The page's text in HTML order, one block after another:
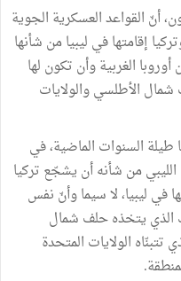
أنّ القواعد العسكرية الجوية
إقامتها في ليبيا من شأنها
الغربية وأن تكون لها
الأطلسي والولايات
طيلة السنوات الماضية، في
من شأنه أن يشجّع تركيا
ليبيا، لا سيما وأنّ نفس
الذي يتخذه حلف شمال
الولايات المتحدة